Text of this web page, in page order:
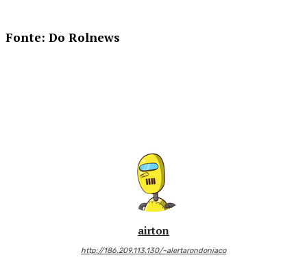
Fonte: Do Rolnews
airton
http://186.209.113.130/~alertarondoniaco